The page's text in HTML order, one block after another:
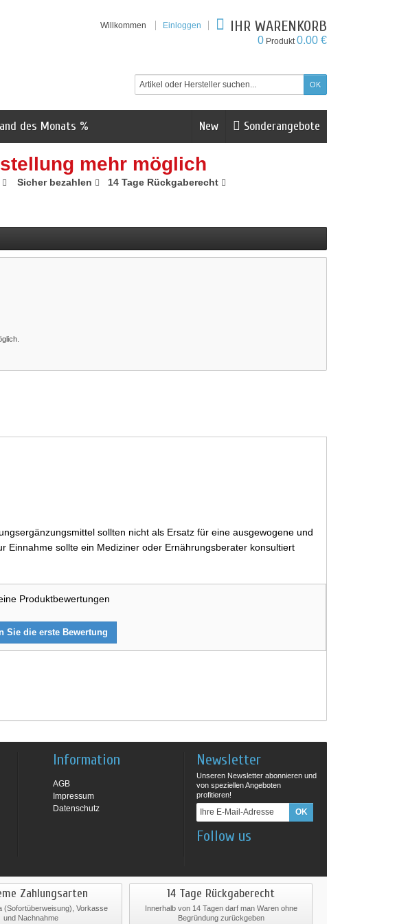
Willkommen Einloggen IHR WARENKORB
0 Produkt0.00 €
Sonderangebote
New
des Monats %
mehr möglich
Sicher bezahlen 14 Tage Rückgaberecht
sollten nicht als Ersatz für eine ausgewogene und
Einnahme sollte ein Mediziner oder Ernährungsberater konsultiert
Produktbewertungen
Sie die erste Bewertung
Information
AGB
Impressum
Datenschutz
Newsletter
Unseren Newsletter abonnieren und
von speziellen Angeboten
profitieren!
Follow us
Zahlungsarten
(Sofortüberweisung), Vorkasse
und Nachnahme
14 Tage Rückgaberecht
Innerhalb von 14 Tagen darf man Waren ohne
Begründung zurückgeben